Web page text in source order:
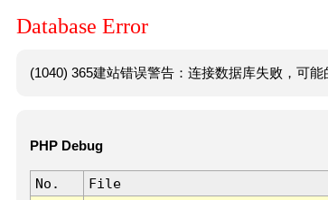
Database Error
(1040) 365建站错误警告：连接数据库失败，可
PHP Debug
No. File